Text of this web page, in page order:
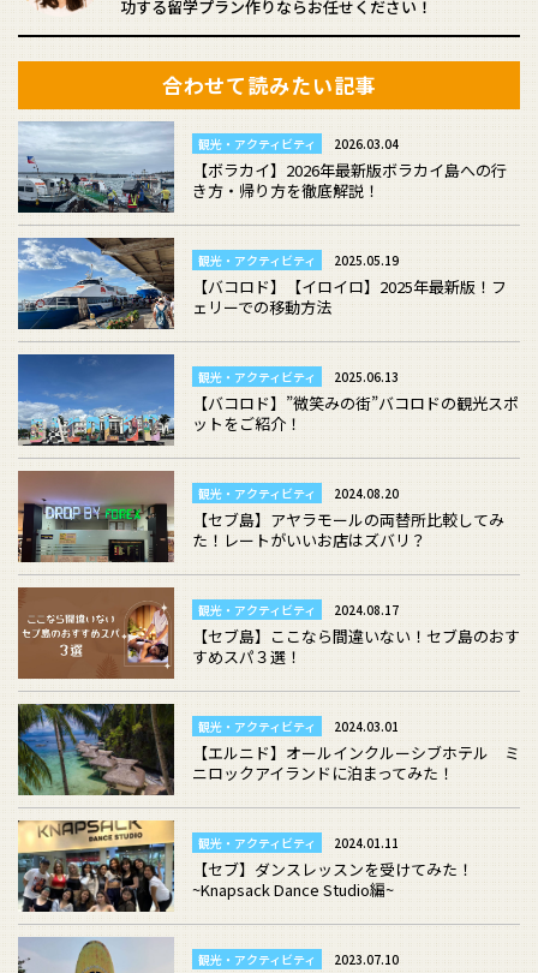
功する留学プラン作りならお任せください！
合わせて読みたい記事
観光・アクティビティ 2026.03.04
【ボラカイ】2026年最新版ボラカイ島への行
き方・帰り方を徹底解説！
観光・アクティビティ 2025.05.19
【バコロド】【イロイロ】2025年最新版！フ
ェリーでの移動方法
観光・アクティビティ 2025.06.13
【バコロド】”微笑みの街”バコロドの観光スポ
ットをご紹介！
観光・アクティビティ 2024.08.20
【セブ島】アヤラモールの両替所比較してみ
た！レートがいいお店はズバリ？
観光・アクティビティ 2024.08.17
【セブ島】ここなら間違いない！セブ島のおす
すめスパ３選！
観光・アクティビティ 2024.03.01
【エルニド】オールインクルーシブホテル ミ
ニロックアイランドに泊まってみた！
観光・アクティビティ 2024.01.11
【セブ】ダンスレッスンを受けてみた！
~Knapsack Dance Studio編~
観光・アクティビティ 2023.07.10